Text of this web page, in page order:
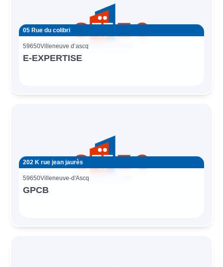
05 Rue du colibri
59650Villeneuve d’ascq
E-EXPERTISE
202 K rue jean jaurès
59650Villeneuve-d'Ascq
GPCB